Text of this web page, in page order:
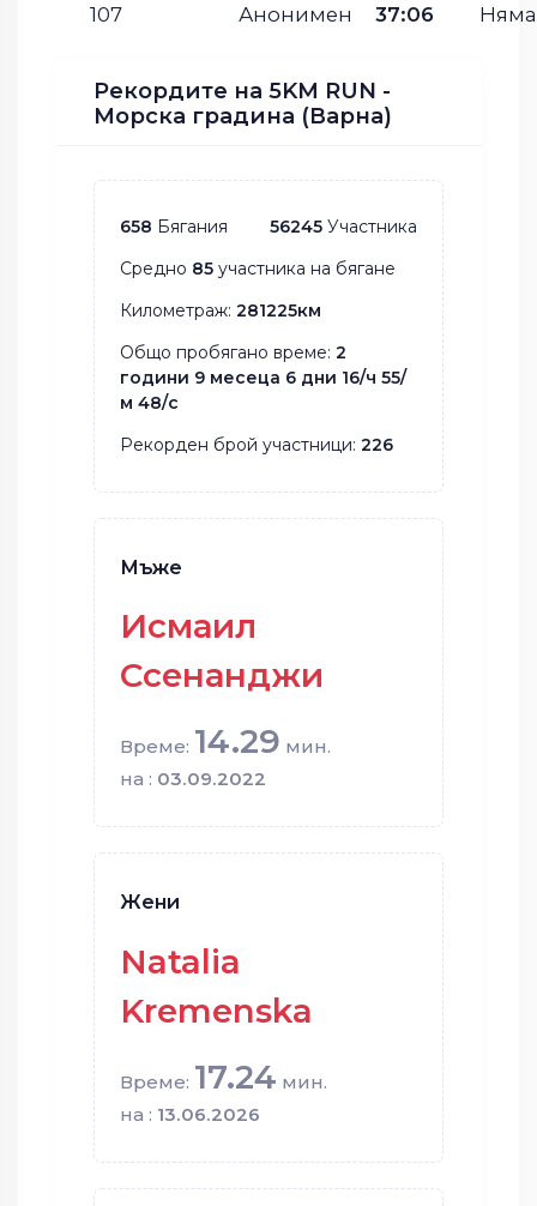
107 Анонимен 37:06 Няма
Рекордите на 5KM RUN -
Морска градина (Варна)
658 Бягания 56245 Участника
Средно 85 участника на бягане
Километраж: 281225км
Общо пробягано време: 2
години 9 месеца 6 дни 16/ч 55/
м 48/с
Рекорден брой участници: 226
Мъже
Исмаил
Ссенанджи
Време: 14.29 мин.
на : 03.09.2022
Жени
Natalia
Kremenska
Време: 17.24 мин.
на : 13.06.2026